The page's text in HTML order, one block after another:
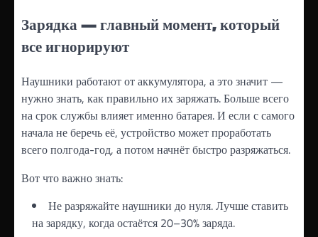
Зарядка — главный момент, который
все игнорируют
Наушники работают от аккумулятора, а это значит —
нужно знать, как правильно их заряжать. Больше всего
на срок службы влияет именно батарея. И если с самого
начала не беречь её, устройство может проработать
всего полгода-год, а потом начнёт быстро разряжаться.
Вот что важно знать:
Не разряжайте наушники до нуля. Лучше ставить
на зарядку, когда остаётся 20–30% заряда.